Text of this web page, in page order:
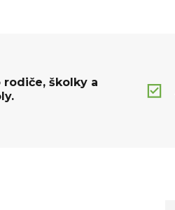
rodiče, školky a